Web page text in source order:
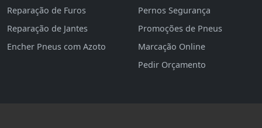
Reparação de Furos
Reparação de Jantes
Encher Pneus com Azoto
Pernos Segurança
Promoções de Pneus
Marcação Online
Pedir Orçamento